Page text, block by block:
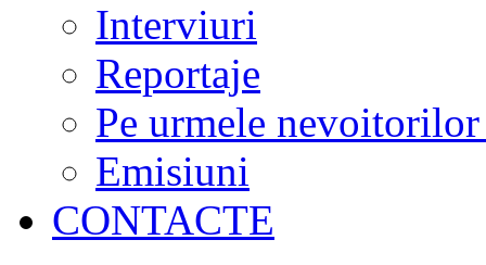
Interviuri
Reportaje
Pe urmele nevoitorilor
Emisiuni
CONTACTE